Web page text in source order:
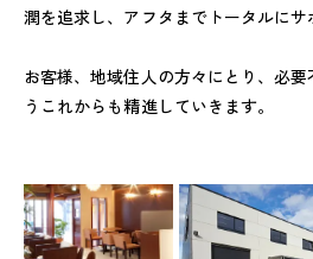
潤を追求し、アフタまでトータルにサ
お客様、地域住人の方々にとり、必
うこれからも精進していきます。